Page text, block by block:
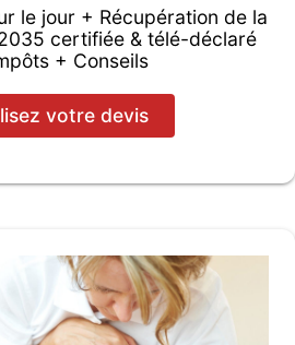
le jour + Récupération de la
certifiée & télé-déclaré
+ Conseils
votre devis